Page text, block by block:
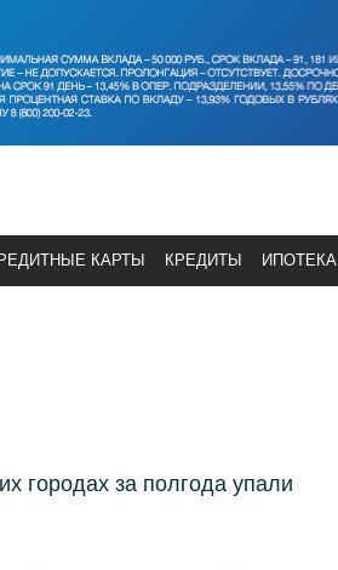
КАРТЫ КРЕДИТЫ ИПОТЕКА
городах за полгода упали